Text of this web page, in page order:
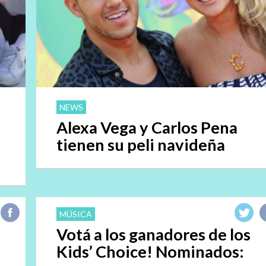
NEWS
Alexa Vega y Carlos Pena
tienen su peli navideña
MÚSICA
Votá a los ganadores de los
Kids’ Choice! Nominados: